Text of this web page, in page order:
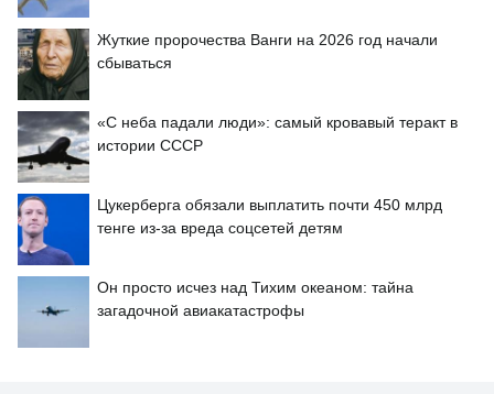
Жуткие пророчества Ванги на 2026 год начали
сбываться
«С неба падали люди»: самый кровавый теракт в
истории СССР
Цукерберга обязали выплатить почти 450 млрд
тенге из-за вреда соцсетей детям
Он просто исчез над Тихим океаном: тайна
загадочной авиакатастрофы